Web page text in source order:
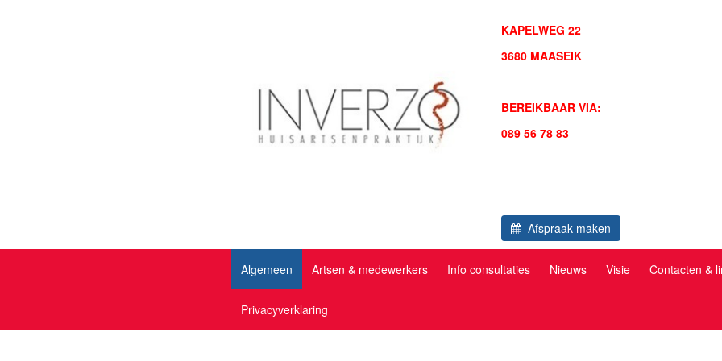
KAPELWEG 22
3680 MAASEIK
BEREIKBAAR VIA:
089 56 78 83
Afspraak maken
Algemeen Artsen & medewerkers Info consultaties Nieuws Visie Contacten &
Privacyverklaring